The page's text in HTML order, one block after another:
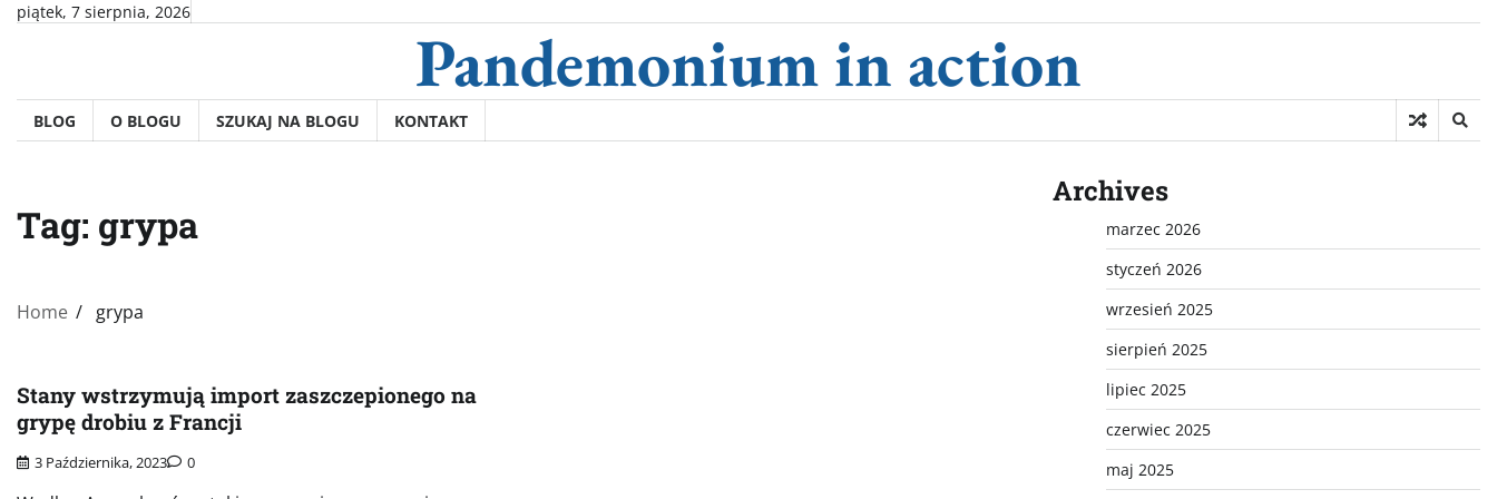
Skippiątek, 7 sierpnia, 2026
Pandemonium in action
BLOG O BLOGU SZUKAJ NA BLOGU KONTAKT
Tag: grypa
Home grypa
Stany wstrzymują import zaszczepionego na
grypę drobiu z Francji
3 Października, 2023 0
Archives
marzec 2026
styczeń 2026
wrzesień 2025
sierpień 2025
lipiec 2025
czerwiec 2025
maj 2025